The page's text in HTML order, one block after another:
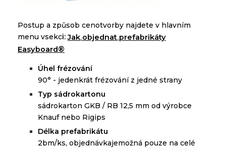
Postup a způsob cenotvorby najdete v hlavním
menu vsekci:Jak objednat prefabrikáty
Easyboard®
Úhel frézování
90° - jedenkrát frézování z jedné strany
Typ sádrokartonu
sádrokarton GKB / RB 12,5 mm od výrobce
Knauf nebo Rigips
Délka prefabrikátu
2bm/ks, objednávkajemožná pouze na celé